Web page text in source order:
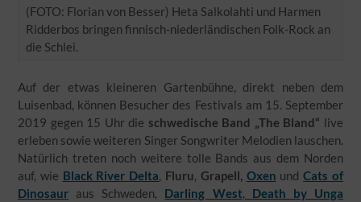
(FOTO: Florian von Besser) Heta Salkolahti und Harmen
Ridderbos bringen finnisch-niederländischen Folk-Rock an
die Schlei.
Auf der etwas kleineren Gartenbühne, direkt neben dem
Luisenbad, können Besucher des Festivals am 15. September
2019 gegen 15 Uhr die schwedische Band „The Bland“ live
erleben sowie weiteren Singer Songwriter Melodien lauschen.
Natürlich treten noch weitere tolle Bands aus dem Norden
auf, wie Black River Delta, Fluru, Grapell, Oxen undCats of
Dinosaur aus Schweden, Darling West, Death by Unga